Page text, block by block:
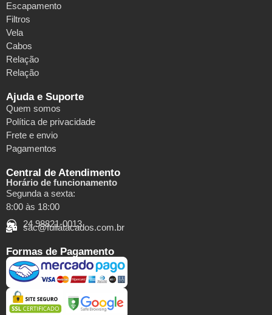
Escapamento
Filtros
Vela
Cabos
Relação
Relação
Ajuda e Suporte
Quem somos
Política de privacidade
Frete e envio
Pagamentos
Central de Atendimento
Horário de funcionamento
Segunda a sexta:
8:00 às 18:00
24 98821-0013
sac@fullatacados.com.br
Formas de Pagamento